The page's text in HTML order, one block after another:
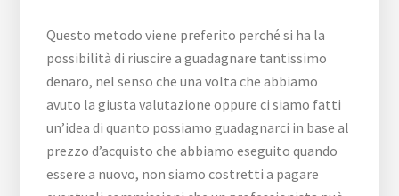
Questo metodo viene preferito perché si ha la
possibilità di riuscire a guadagnare tantissimo
denaro, nel senso che una volta che abbiamo
avuto la giusta valutazione oppure ci siamo fatti
un’idea di quanto possiamo guadagnarci in base al
prezzo d’acquisto che abbiamo eseguito quando
essere a nuovo, non siamo costretti a pagare